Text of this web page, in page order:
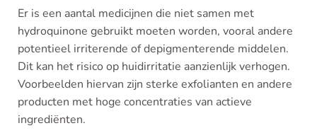
Er is een aantal medicijnen die niet samen met
hydroquinone gebruikt moeten worden, vooral andere
potentieel irriterende of depigmenterende middelen.
Dit kan het risico op huidirritatie aanzienlijk verhogen.
Voorbeelden hiervan zijn sterke exfolianten en andere
producten met hoge concentraties van actieve
ingrediënten.